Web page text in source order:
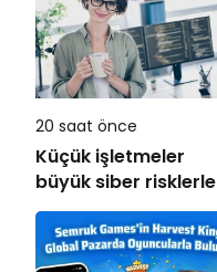
20 saat önce
Küçük işletmeler
büyük siber risklerle
karşı karşıya